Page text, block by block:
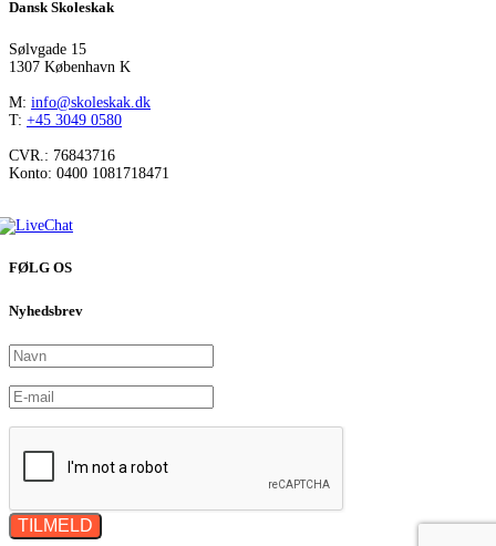
Dansk Skoleskak
Sølvgade 15
1307 København K
M: info@skoleskak.dk
T: +45 3049 0580
CVR.: 76843716
Konto: 0400 1081718471
FØLG OS
Nyhedsbrev